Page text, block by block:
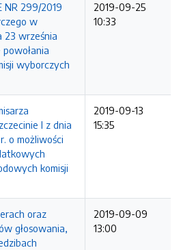
NR 299/2019
w
23 września
wyborczych
2019-09-25
10:33
I z dnia
o możliwości
komisji
2019-09-13
15:35
oraz
głosowania,
2019-09-09
13:00